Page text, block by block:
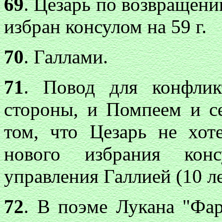
избран консулом на 59 г.
70. Галлами.
71. Повод для
стороны, и Помпеем и
том, что Цезарь не
нового избрания
управления Галлией (10
72. В поэме Лукана